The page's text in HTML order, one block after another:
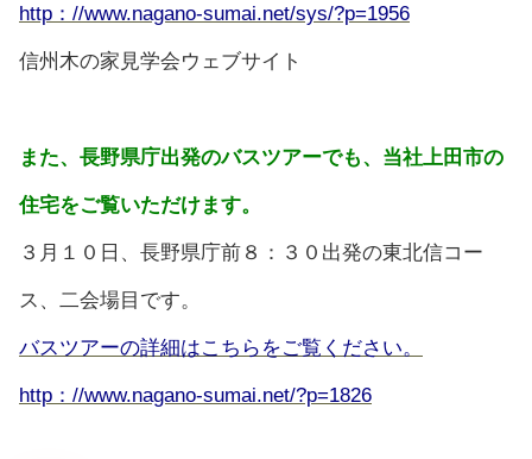
http：//www.nagano-sumai.net/sys/?p=1956
信州木の家見学会ウェブサイト
また、長野県庁出発のバスツアーでも、当社上田市の
住宅をご覧いただけます。
３月１０日、長野県庁前８：３０出発の東北信コー
ス、二会場目です。
バスツアーの詳細はこちらをご覧ください。
http：//www.nagano-sumai.net/?p=1826